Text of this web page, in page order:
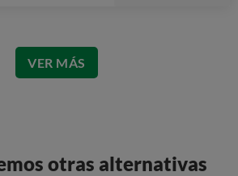
VER MÁS
otras alternativas